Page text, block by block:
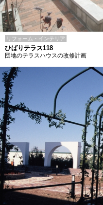
リフォーム・インテリア
ひばりテラス118
団地のテラスハウスの改修計画